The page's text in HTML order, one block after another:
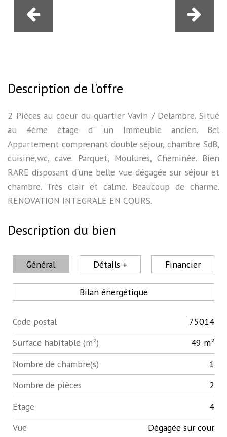
Description de l'offre
2 Pièces au coeur du quartier Vavin / Delambre. Situé
au 4ème étage d' un Immeuble ancien. Bel
Appartement comprenant double séjour, chambre SdB,
cuisine,wc, cave. Parquet, Moulures, Cheminée. Bien
RARE disposant d'une belle vue dégagée sur séjour et
chambre. Très clair et calme. Beaucoup de charme.
RENOVATION INTEGRALE EN COURS.
Description du bien
Général Détails + Financier
Bilan énergétique
Label
Code postal
75014
Surface habitable (m²)
49 m²
Nombre de chambre(s)
1
Nombre de pièces
2
Etage
4
Vue
Dégagée sur cour